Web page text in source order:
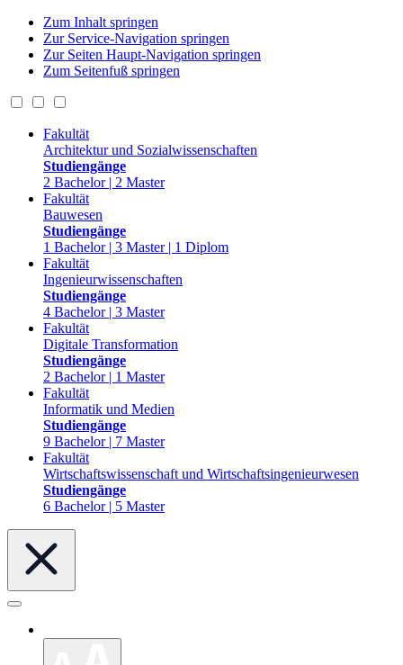
Zum Inhalt springen
Zur Service-Navigation springen
Zur Seiten Haupt-Navigation springen
Zum Seitenfuß springen
Fakultät
Architektur und Sozialwissenschaften
Studiengänge
2 Bachelor | 2 Master
Fakultät
Bauwesen
Studiengänge
1 Bachelor | 3 Master | 1 Diplom
Fakultät
Ingenieurwissenschaften
Studiengänge
4 Bachelor | 3 Master
Fakultät
Digitale Transformation
Studiengänge
2 Bachelor | 1 Master
Fakultät
Informatik und Medien
Studiengänge
9 Bachelor | 7 Master
Fakultät
Wirtschaftswissenschaft und Wirtschaftsingenieurwesen
Studiengänge
6 Bachelor | 5 Master